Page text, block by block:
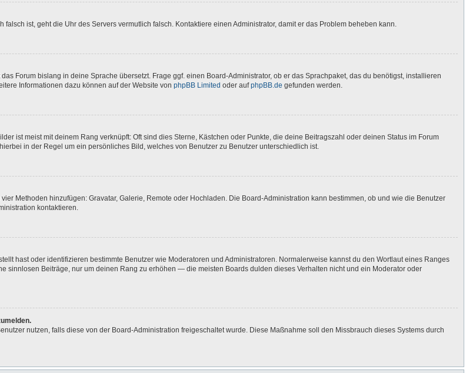
ist, geht die Uhr des Servers vermutlich falsch. Kontaktiere einen Administrator, damit er das Problem beheben kann.
Forum bislang in deine Sprache übersetzt. Frage ggf. einen Board-Administrator, ob er das Sprachpaket, das du benötigst, installieren
Informationen dazu können auf der Website von phpBB Limited oder aufphpBB.de gefunden werden.
ist meist mit deinem Rang verknüpft: Oft sind dies Sterne, Kästchen oder Punkte, die deine Beitragszahl oder deinen Status im Forum
in der Regel um ein persönliches Bild, welches von Benutzer zu Benutzer unterschiedlich ist.
Methoden hinzufügen: Gravatar, Galerie, Remote oder Hochladen. Die Board-Administration kann bestimmen, ob und wie die Benutzer
kontaktieren.
hast oder identifizieren bestimmte Benutzer wie Moderatoren und Administratoren. Normalerweise kannst du den Wortlaut eines Ranges
sinnlosen Beiträge, nur um deinen Rang zu erhöhen — die meisten Boards dulden dieses Verhalten nicht und ein Moderator oder
nutzen, falls diese von der Board-Administration freigeschaltet wurde. Diese Maßnahme soll den Missbrauch dieses Systems durch